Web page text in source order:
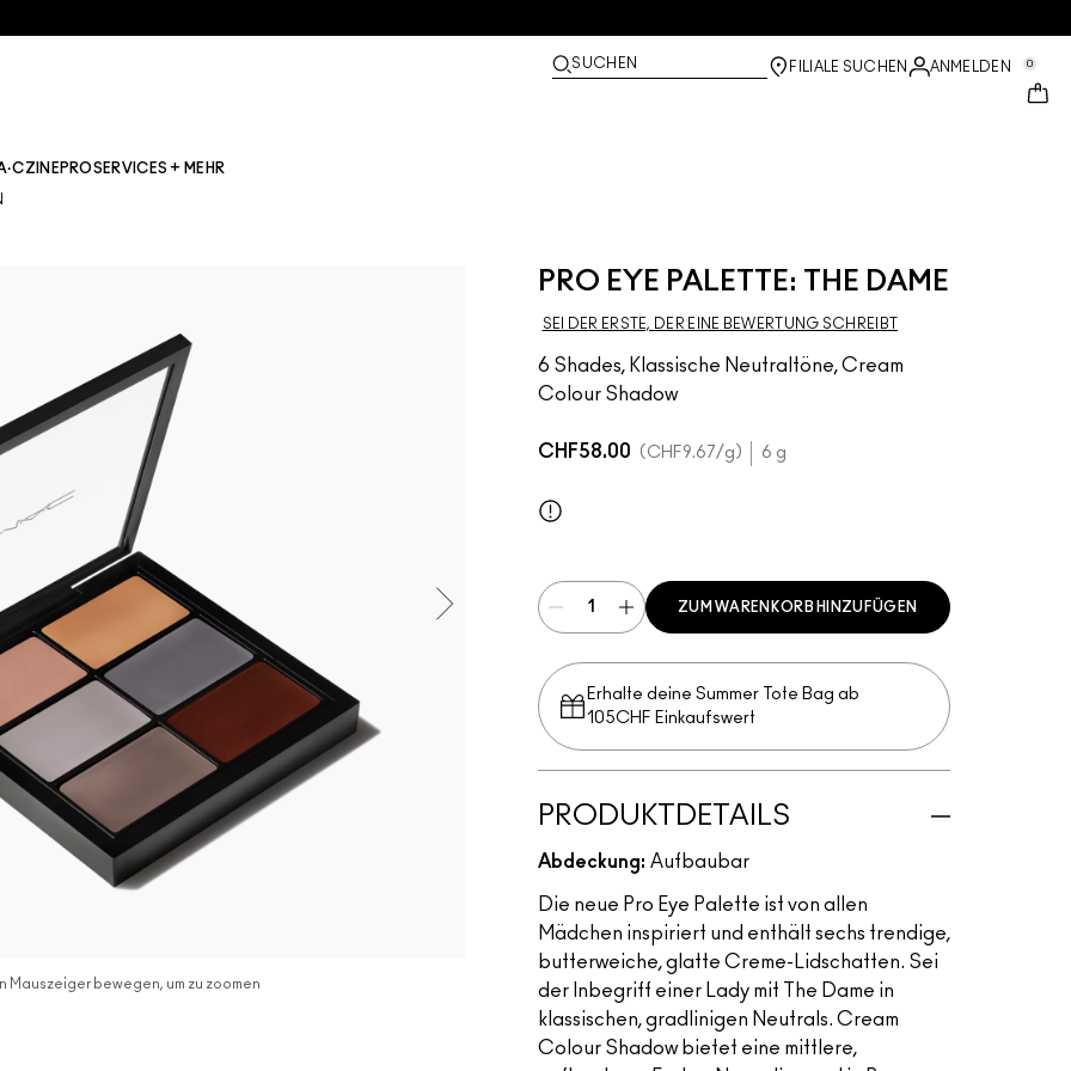
SUCHEN FILIALE SUCHEN ANMELDEN 0
PROSERVICES + MEHR
PRO EYE PALETTE: THE DAME
SEI DER ERSTE, DER EINE BEWERTUNG SCHREIBT
6 Shades, Klassische Neutraltöne, Cream
Colour Shadow
Mauszeiger bewegen, um zu zoomen
CHF58.00 CHF9.67/g 6 g
ZUM WARENKORB HINZUFÜGEN
Erhalte deine Summer Tote Bag ab
105CHF Einkaufswert​
PRODUKTDETAILS
Abdeckung: Aufbaubar
Die neue Pro Eye Palette ist von allen
Mädchen inspiriert und enthält sechs trendige,
butterweiche, glatte Creme-Lidschatten. Sei
der Inbegriff einer Lady mit The Dame in
klassischen, gradlinigen Neutrals. Cream
Colour Shadow bietet eine mittlere,